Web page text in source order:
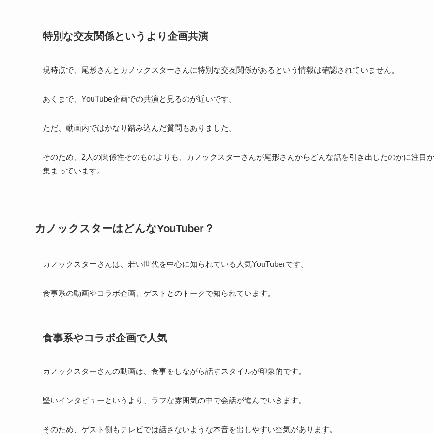
特別な交友関係というより企画共演
現時点で、尾形さんとカノックスターさんに特別な交友関係があるという情報は確認されていません。
あくまで、YouTube企画での共演と見るのが近いです。
ただ、動画内ではかなり踏み込んだ質問もありました。
そのため、2人の関係性そのものよりも、カノックスターさんが尾形さんからどんな話を引き出したのかに注目が
集まっています。
カノックスターはどんなYouTuber？
カノックスターさんは、若い世代を中心に知られている人気YouTuberです。
食事系の動画やコラボ企画、ゲストとのトークで知られています。
食事系やコラボ企画で人気
カノックスターさんの動画は、食事をしながら話すスタイルが印象的です。
堅いインタビューというより、ラフな雰囲気の中で会話が進んでいきます。
そのため、ゲスト側もテレビでは話さないような本音を出しやすい空気があります。